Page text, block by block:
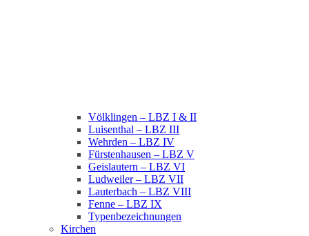
Völklingen – LBZ I & II
Luisenthal – LBZ III
Wehrden – LBZ IV
Fürstenhausen – LBZ V
Geislautern – LBZ VI
Ludweiler – LBZ VII
Lauterbach – LBZ VIII
Fenne – LBZ IX
Typenbezeichnungen
Kirchen